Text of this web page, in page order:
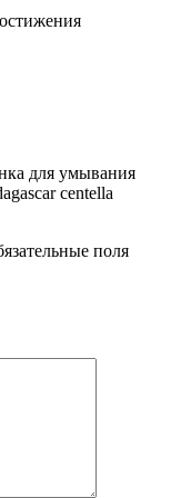
для умывания
centella
поля